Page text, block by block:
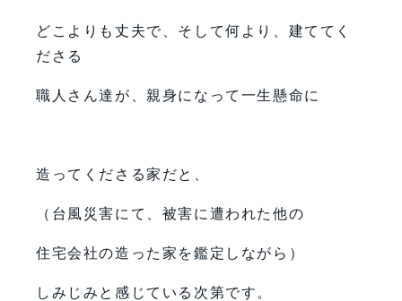
どこよりも丈夫で、そして何より、建ててく
ださる
職人さん達が、親身になって一生懸命に
造ってくださる家だと、
（台風災害にて、被害に遭われた他の
住宅会社の造った家を鑑定しながら）
しみじみと感じている次第です。